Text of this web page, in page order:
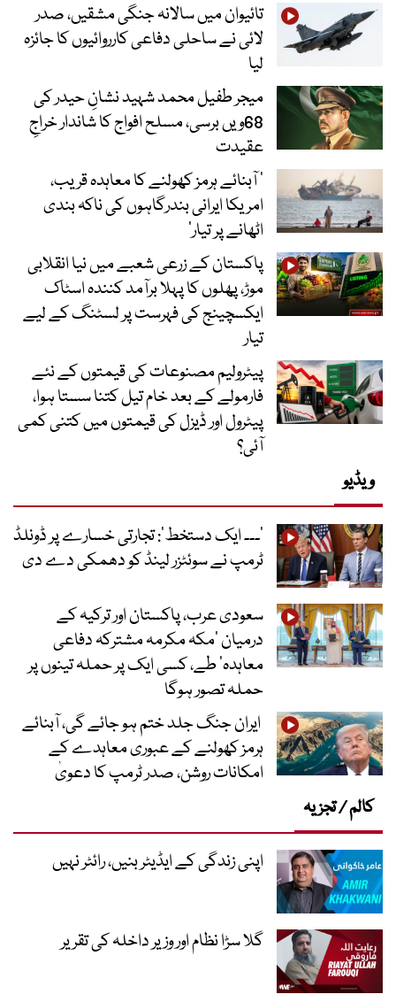
تائیوان میں سالانہ جنگی مشقیں، صدر
لائی نے ساحلی دفاعی کارروائیوں کا جائزہ
لیا
میجر طفیل محمد شہید نشانِ حیدر کی
68ویں برسی، مسلح افواج کا شاندار خراجِ
عقیدت
’ آبنائے ہرمز کھولنے کا معاہدہ قریب،
امریکا ایرانی بندرگاہوں کی ناکہ بندی
اٹھانے پر تیار‘
پاکستان کے زرعی شعبے میں نیا انقلابی
موڑ، پھلوں کا پہلا برآمد کنندہ اسٹاک
ایکسچینج کی فہرست پر لسٹنگ کے لیے
تیار
پیٹرولیم مصنوعات کی قیمتوں کے نئے
فارمولے کے بعد خام تیل کتنا سستا ہوا،
پیٹرول اور ڈیزل کی قیمتوں میں کتنی کمی
آئی؟
ویڈیو
’۔۔۔ ایک دستخط‘: تجارتی خسارے پر ڈونلڈ
ٹرمپ نے سوئٹزر لینڈ کو دھمکی دے دی
سعودی عرب، پاکستان اور ترکیہ کے
درمیان ’مکہ مکرمہ مشترکہ دفاعی
معاہدہ‘ طے، کسی ایک پر حملہ تینوں پر
حملہ تصور ہوگا
ایران جنگ جلد ختم ہو جائے گی، آبنائے
ہرمز کھولنے کے عبوری معاہدے کے
امکانات روشن، صدر ٹرمپ کا دعویٰ
کالم / تجزیہ
اپنی زندگی کے ایڈیٹر بنیں، رائٹر نہیں
گلا سڑا نظام اور وزیر داخلہ کی تقریر